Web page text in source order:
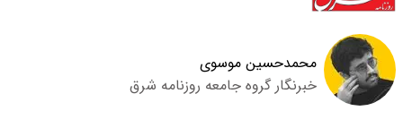
محمدحسین موسوی
خبرنگار گروه جامعه روزنامه شرق